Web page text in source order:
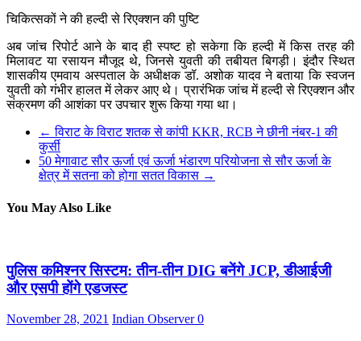
चिकित्सकों ने की हल्दी से रिएक्शन की पुष्टि
अब जांच रिपोर्ट आने के बाद ही स्पष्ट हो सकेगा कि हल्दी में किस तरह की
मिलावट या रसायन मौजूद थे, जिनसे युवती की तबीयत बिगड़ी। इंदौर स्थित
शासकीय एमवाय अस्पताल के अधीक्षक डॉ. अशोक यादव ने बताया कि स्वजन
युवती को गंभीर हालत में लेकर आए थे। प्रारंभिक जांच में हल्दी से रिएक्शन और
संक्रमण की आशंका पर उपचार शुरू किया गया था।
← विराट के विराट शतक से कांपी KKR, RCB ने छीनी नंबर-1 की
कुर्सी
50 मेगावाट सौर ऊर्जा एवं ऊर्जा भंडारण परियोजना से सौर ऊर्जा के
क्षेत्र में सतना को होगा सतत विकास →
You May Also Like
पुलिस कमिश्नर सिस्टम: तीन-तीन DIG बनेंगे JCP, डीआईजी
और एसपी होंगे एडजस्ट
November 28, 2021 Indian Observer0